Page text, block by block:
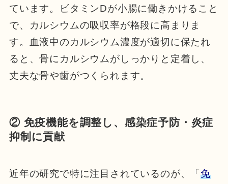
ています。ビタミンDが小腸に働きかけること
で、カルシウムの吸収率が格段に高まりま
す。血液中のカルシウム濃度が適切に保たれ
ると、骨にカルシウムがしっかりと定着し、
丈夫な骨や歯がつくられます。
② 免疫機能を調整し、感染症予防・炎症
抑制に貢献
近年の研究で特に注目されているのが、「免